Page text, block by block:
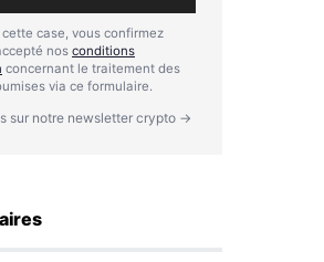
cette case, vous confirmez
nos conditions
concernant le traitement des
via ce formulaire.
sur notre newsletter crypto →